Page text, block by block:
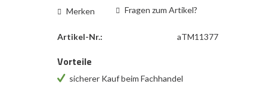
Merken Fragen zum Artikel?
Artikel-Nr.: aTM11377
Vorteile
sicherer Kauf beim Fachhandel